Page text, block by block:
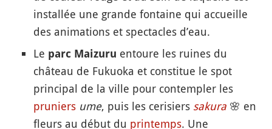
installée une grande fontaine qui accueille
des animations et spectacles d’eau.
Le parc Maizuru entoure les ruines du
château de Fukuoka et constitue le spot
principal de la ville pour contempler les
pruniers ume, puis les cerisiers sakura 🌸 en
fleurs au début du printemps. Une